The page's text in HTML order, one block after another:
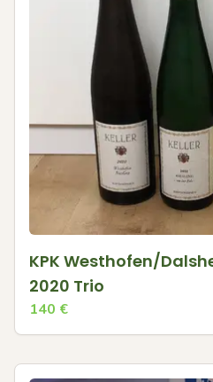
KPK Westhofen/
2020 Trio
140 €